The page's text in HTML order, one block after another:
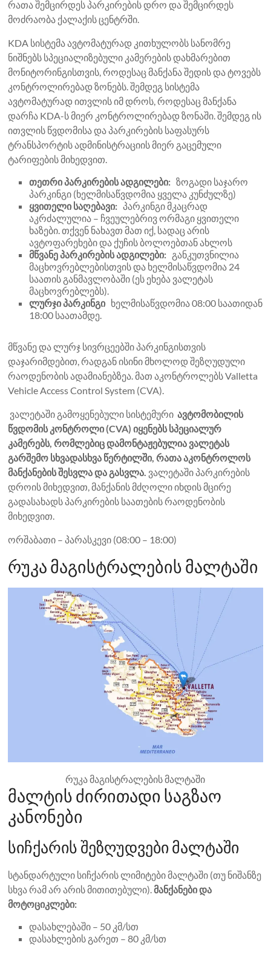
რათა შემცირდეს პარკირების დრო და შემცირდეს
მოძრაობა ქალაქის ცენტრში.
KDA სისტემა ავტომატურად კითხულობს სანომრე
ნიშნებს სპეციალიზებული კამერების დახმარებით
მონიტორინგისთვის, როდესაც მანქანა შედის და ტოვებს
კონტროლირებად ზონებს. შემდეგ სისტემა
ავტომატურად ითვლის იმ დროს, როდესაც მანქანა
დარჩა KDA-ს მიერ კონტროლირებად ზონაში. შემდეგ ის
ითვლის წვდომისა და პარკირების საფასურს
ტრანსპორტის ადმინისტრაციის მიერ გაცემული
ტარიფების მიხედვით.
თეთრი პარკირების ადგილები: ზოგადი საჯარო
პარკინგი (ხელმისაწვდომია ყველა კუნძულზე)
ყვითელი საღებავი: პარკინგი მკაცრად
აკრძალულია – ჩვეულებრივ ორმაგი ყვითელი
ხაზები. თქვენ ნახავთ მათ იქ, სადაც არის
ავტოფარეხები და ქუჩის ბოლოებთან ახლოს
მწვანე პარკირების ადგილები: განკუთვნილია
მაცხოვრებლებისთვის და ხელმისაწვდომია 24
საათის განმავლობაში (ეს ეხება ვალეტას
მაცხოვრებლებს).
ლურჯი პარკინგი ხელმისაწვდომია 08:00 საათიდან
18:00 საათამდე.
მწვანე და ლურჯ სივრცეებში პარკინგისთვის
დაჯარიმდებით, რადგან ისინი მხოლოდ შეზღუდული
რაოდენობის ადამიანებზეა. მათ აკონტროლებს Valletta
Vehicle Access Control System (CVA).
ვალეტაში გამოყენებული სისტემურიავტომობილის
წვდომის კონტროლი (CVA) იყენებს სპეციალურ
კამერებს, რომლებიც დამონტაჟებულია ვალეტას
გარშემო სხვადასხვა წერტილში, რათა აკონტროლოს
მანქანების შესვლა და გასვლა. ვალეტაში პარკირების
დროის მიხედვით, მანქანის მძღოლი იხდის მცირე
გადასახადს პარკირების საათების რაოდენობის
მიხედვით.
ორშაბათი – პარასკევი (08:00 – 18:00)
რუკა მაგისტრალების მალტაში
რუკა მაგისტრალების მალტაში
მალტის ძირითადი საგზაო
კანონები
სიჩქარის შეზღუდვები მალტაში
სტანდარტული სიჩქარის ლიმიტები მალტაში (თუ ნიშანზე
სხვა რამ არ არის მითითებული).მანქანები და
მოტოციკლები:
დასახლებაში – 50 კმ/სთ
დასახლების გარეთ – 80 კმ/სთ